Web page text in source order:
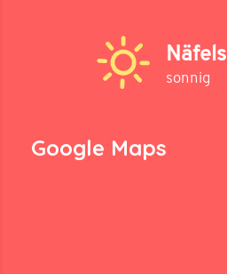
Näfels
sonnig
Google Maps